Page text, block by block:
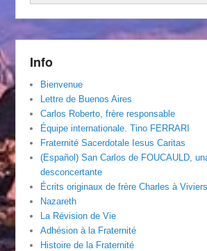
Info
Bienvenue
Lettre de Buenos Aires
Carlos Roberto, frère responsable
Équipe internationale. Tino FERRARI
Fraternité Sacerdotale Iesus Caritas
(Español) San Carlos de FOUCAULD,
desconcertante
Écrits originaux de frère Charles à
Nazareth
La Révision de Vie
Adhésion à la Fraternité
Histoire de la Fraternité